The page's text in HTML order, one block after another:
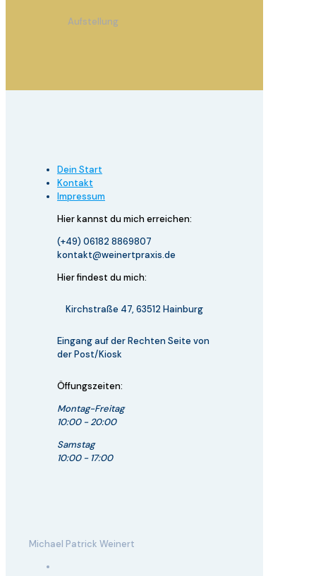
Aufstellung
Dein Start
Kontakt
Impressum
Hier kannst du mich erreichen:
(+49) 06182 8869807
kontakt@weinertpraxis.de
Hier findest du mich:
Kirchstraße 47, 63512 Hainburg
Eingang auf der Rechten Seite von
der Post/Kiosk
Öffungszeiten:
Montag-Freitag
10:00 - 20:00
Samstag
10:00 - 17:00
Michael Patrick Weinert